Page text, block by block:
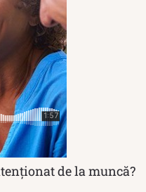
de la muncă?